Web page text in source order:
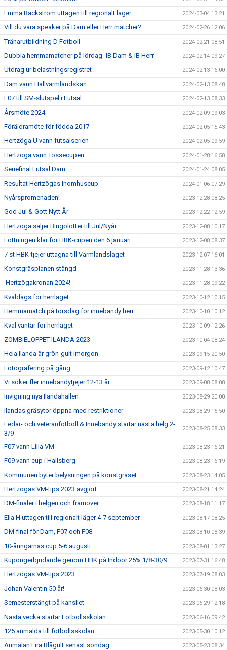
Emma Bäckström uttagen till regionalt läger 2024-03-04 13:21
Vill du vara speaker på Dam eller Herr matcher? 2024-02-26 12:06
Tränarutbildning D Fotboll 2024-02-21 08:51
Dubbla hemmamatcher på lördag- IB Dam & IB Herr 2024-02-14 09:27
Utdrag ur belastningsregistret 2024-02-13 16:00
Dam vann Hallvärmländskan 2024-02-13 08:48
F07 till SM-slutspel i Futsal 2024-02-13 08:33
Årsmöte 2024 2024-02-09 09:03
Föräldramöte för födda 2017 2024-02-05 15:43
Hertzöga U vann futsalserien 2024-02-05 09:59
Hertzöga vann Tössecupen 2024-01-28 16:58
Seriefinal Futsal Dam 2024-01-24 08:05
Resultat Hertzögas Inomhuscup 2024-01-06 07:29
Nyårspromenaden! 2023-12-28 08:25
God Jul & Gott Nytt År 2023-12-22 12:59
Hertzöga säljer Bingolotter till Jul/Nyår 2023-12-08 10:17
Lottningen klar för HBK-cupen den 6 januari 2023-12-08 08:37
7 st HBK-tjejer uttagna till Värmlandslaget 2023-12-07 16:01
Konstgräsplanen stängd 2023-11-28 13:36
Hertzögakronan 2024! 2023-11-28 09:22
Kvaldags för herrlaget 2023-10-12 10:15
Hemmamatch på torsdag för innebandy herr 2023-10-10 10:12
Kval väntar för herrlaget 2023-10-09 12:26
ZOMBIELOPPET ILANDA 2023 2023-10-04 08:24
Hela Ilanda är grön-gult imorgon 2023-09-15 20:50
Fotografering på gång 2023-09-12 10:47
Vi söker fler innebandytjejer 12-13 år 2023-09-08 08:08
Invigning nya Ilandahallen 2023-08-29 20:00
Ilandas gräsytor öppna med restriktioner 2023-08-29 15:50
Ledar- och veteranfotboll & Innebandy startar nästa helg 2-
3/9
2023-08-25 08:33
F07 vann Lilla VM 2023-08-23 16:21
F09 vann cup i Hallsberg 2023-08-23 16:19
Kommunen byter belysningen på konstgräset 2023-08-23 14:05
Hertzögas VM-tips 2023 avgjort 2023-08-21 14:24
DM-finaler i helgen och framöver 2023-08-18 11:17
Ella H uttagen till regionalt läger 4-7 september 2023-08-17 08:25
DM-final för Dam, F07 och F08 2023-08-10 08:39
10-åringarnas cup 5-6 augusti 2023-08-01 13:27
Kupongerbjudande genom HBK på Indoor 25% 1/8-30/9 2023-07-31 16:48
Hertzögas VM-tips 2023 2023-07-19 08:03
Johan Valentin 50 år! 2023-06-30 08:03
Semesterstängt på kansliet 2023-06-29 12:18
Nästa vecka startar Fotbollsskolan 2023-06-16 09:42
125 anmälda till fotbollsskolan 2023-05-30 10:12
Anmälan Lira Blågult senast söndag 2023-05-23 08:34